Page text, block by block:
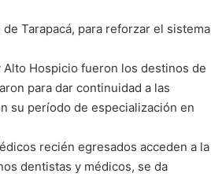
Tarapacá, para reforzar el sistema
Alto Hospicio fueron los destinos de
para dar continuidad a las
su período de especialización en
recién egresados acceden a la
dentistas y médicos, se da